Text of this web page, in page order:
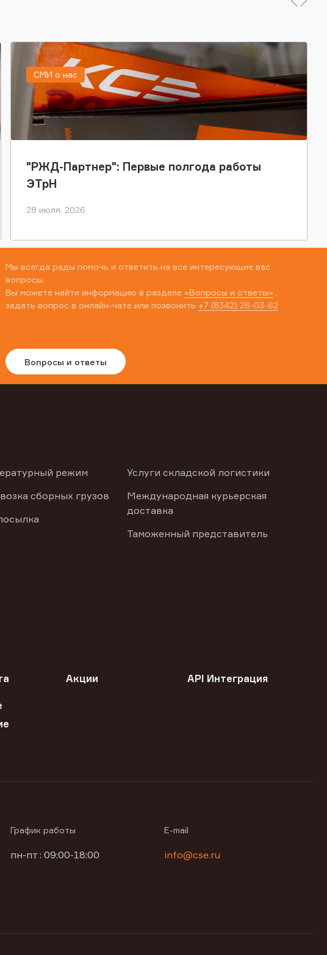
"РЖД-Партнер": Первые полгода работы
ЭТрН
28 июля, 2026
СМИ о нас
Мы всегда рады помочь и ответить на все интересующие вас
вопросы.
Вы можете найти информацию в разделе «Вопросы и ответы»
задать вопрос в онлайн-чате или позвонить +7 (8342) 26-03-62
Вопросы и ответы
режим
сборных грузов
Услуги складской логистики
Международная курьерская
доставка
Таможенный представитель
Акции API Интеграция
График работы
пн-пт : 09:00-18:00
E-mail
info@cse.ru